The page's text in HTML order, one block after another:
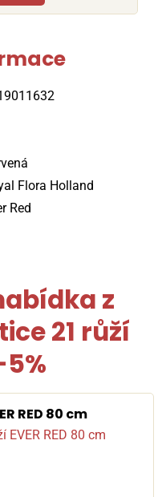
Flora Holland
Red
z
21 růží
RED 80 cm